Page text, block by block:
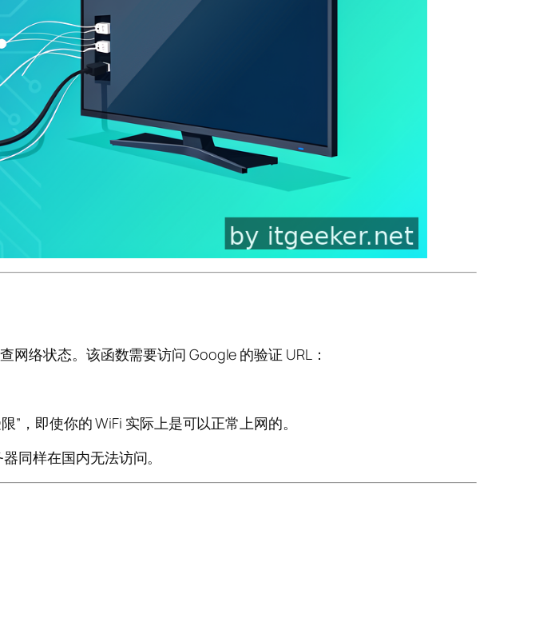
网络状态。该函数需要访问 Google 的验证 URL：
，即使你的 WiFi 实际上是可以正常上网的。
同样在国内无法访问。